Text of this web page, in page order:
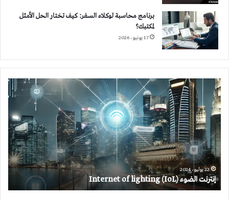
برنامج محاسبة لوكلاء السفر: كيف تختار الحل الأمثل
لمكتبك؟
17 يونيو، 2026
إنترنت
الضوء
Internet
of
lighting
(IoL)
22 يوليو، 2024
إنترنت الضوء Internet of lighting (IoL)